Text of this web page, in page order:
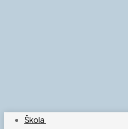
Škola